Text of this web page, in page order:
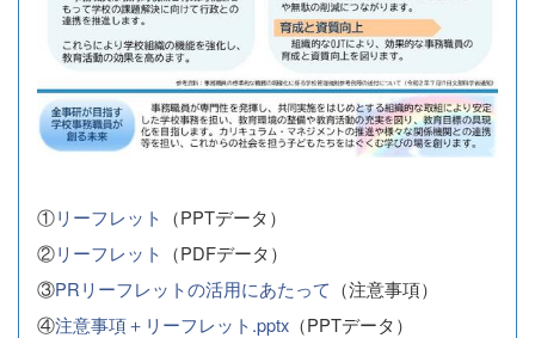
①リーフレット （PPTデータ）
②リーフレット （PDFデータ）
③PRリーフレットの活用にあたって （注意事項）
④注意事項＋リーフレット.pptx （PPTデータ）